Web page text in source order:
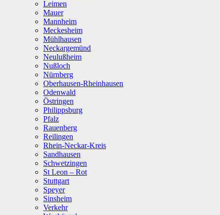
Leimen
Mauer
Mannheim
Meckesheim
Mühlhausen
Neckargemünd
Neulußheim
Nußloch
Nürnberg
Oberhausen-Rheinhausen
Odenwald
Östringen
Philippsburg
Pfalz
Rauenberg
Reilingen
Rhein-Neckar-Kreis
Sandhausen
Schwetzingen
St Leon – Rot
Stuttgart
Speyer
Sinsheim
Verkehr